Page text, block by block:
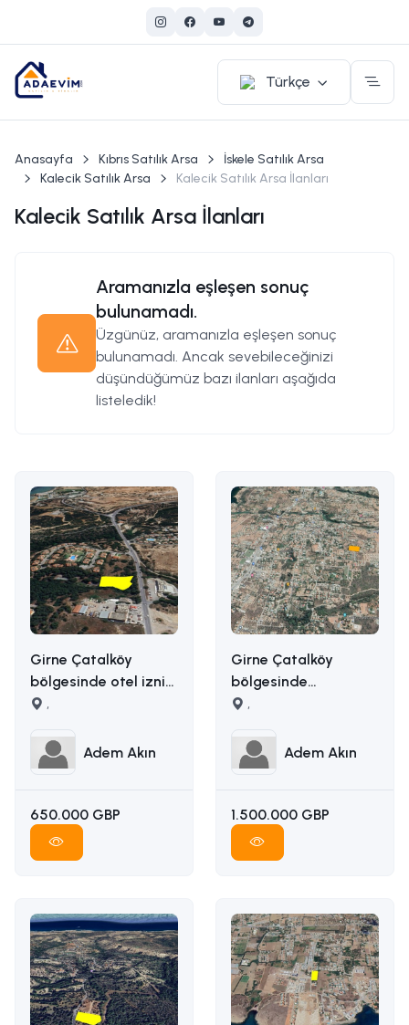
Türkçe
Anasayfa Kıbrıs Satılık Arsa
İskele Satılık Arsa
Kalecik Satılık Arsa
Kalecik Satılık Arsa İlanları
Kalecik Satılık Arsa İlanları
Aramanızla eşleşen sonuç
bulunamadı.
Üzgünüz, aramanızla eşleşen sonuç
bulunamadı. Ancak sevebileceğinizi
düşündüğümüz bazı ilanları aşağıda
listeledik!
Girne Çatalköy
bölgesinde otel izni
alınmış 2173m2 satılık
ADEM AKIN
:05338314949
,
Adem Akın
650.000 GBP
Girne Çatalköy
bölgesinde
manzaralı satılık
AKIN : 05338314949
,
Adem Akın
1.500.000 GBP